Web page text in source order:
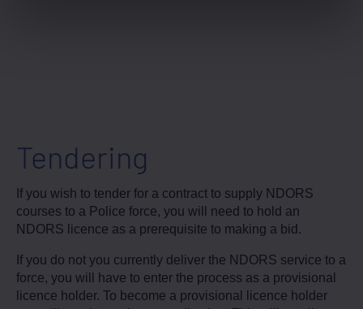
Tendering
If you wish to tender for a contract to supply NDORS
courses to a Police force, you will need to hold an
NDORS licence as a prerequisite to making a bid.
If you do not you currently deliver the NDORS service to a
force, you will have to enter the process as a provisional
licence holder. To become a provisional licence holder